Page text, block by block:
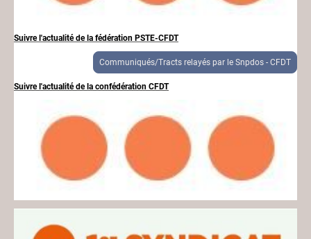
Suivre l'actualité de la fédération PSTE-CFDT
Communiqués/Tracts relayés par le Snpdos - CFDT
Suivre l'actualité de la confédération CFDT